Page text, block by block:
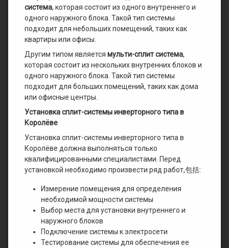
система, которая состоит из одного внутреннего и
одного наружного блока. Такой тип системы
подходит для небольших помещений, таких как
квартиры или офисы.
Другим типом является мульти-сплит система,
которая состоит из нескольких внутренних блоков и
одного наружного блока. Такой тип системы
подходит для больших помещений, таких как дома
или офисные центры.
Установка сплит-системы инверторного типа в
Королёве
Установка сплит-системы инверторного типа в
Королёве должна выполняться только
квалифицированными специалистами. Перед
установкой необходимо произвести ряд работ,包括:
Измерение помещения для определения
необходимой мощности системы
Выбор места для установки внутреннего и
наружного блоков
Подключение системы к электросети
Тестирование системы для обеспечения ее